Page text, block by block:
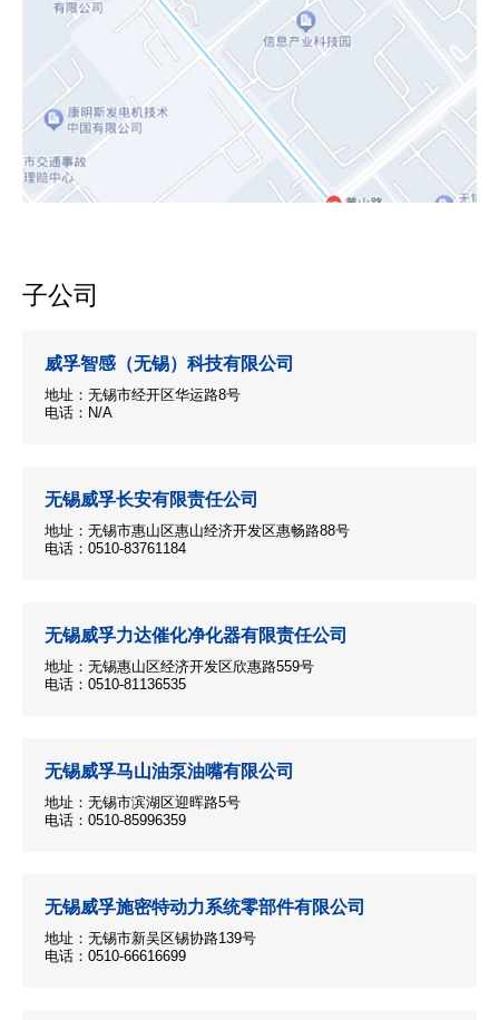
子公司
威孚智感（无锡）科技有限公司
地址：无锡市经开区华运路8号
电话：N/A
无锡威孚长安有限责任公司
地址：无锡市惠山区惠山经济开发区惠畅路88号
电话：0510-83761184
无锡威孚力达催化净化器有限责任公司
地址：无锡惠山区经济开发区欣惠路559号
电话：0510-81136535
无锡威孚马山油泵油嘴有限公司
地址：无锡市滨湖区迎晖路5号
电话：0510-85996359
无锡威孚施密特动力系统零部件有限公司
地址：无锡市新吴区锡协路139号
电话：0510-66616699